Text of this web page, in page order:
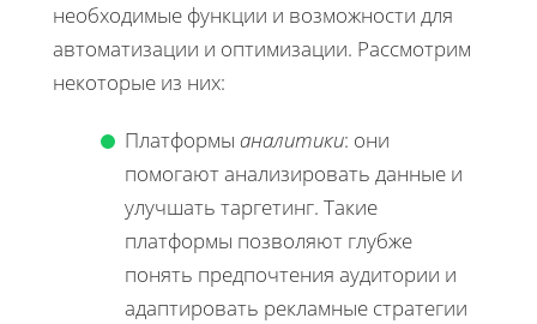
необходимые функции и возможности для
автоматизации и оптимизации. Рассмотрим
некоторые из них:
Платформы аналитики: они
помогают анализировать данные и
улучшать таргетинг. Такие
платформы позволяют глубже
понять предпочтения аудитории и
адаптировать рекламные стратегии